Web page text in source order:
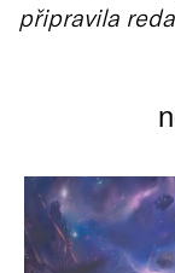
připravila